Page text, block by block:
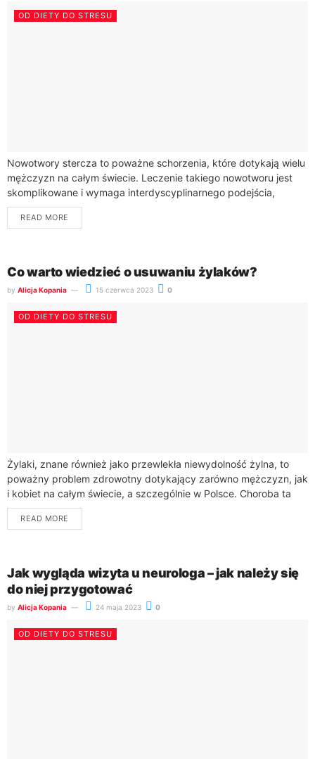
OD DIETY DO STRESU
Nowotwory stercza to poważne schorzenia, które dotykają wielu
mężczyzn na całym świecie. Leczenie takiego nowotworu jest
skomplikowane i wymaga interdyscyplinarnego podejścia,
obejmującego różne metody terapeutyczne. Wybór
odpowiedniego leczenia zależy od...
READ MORE
Co warto wiedzieć o usuwaniu żylaków?
by Alicja Kopania 15 czerwca 2023 0
OD DIETY DO STRESU
Żylaki, znane również jako przewlekła niewydolność żylna, to
poważny problem zdrowotny dotykający zarówno mężczyzn, jak
i kobiet na całym świecie, a szczególnie w Polsce. Choroba ta
charakteryzuje się poszerzeniem i...
READ MORE
Jak wygląda wizyta u neurologa – jak należy się
do niej przygotować
by Alicja Kopania 24 maja 2023 0
OD DIETY DO STRESU